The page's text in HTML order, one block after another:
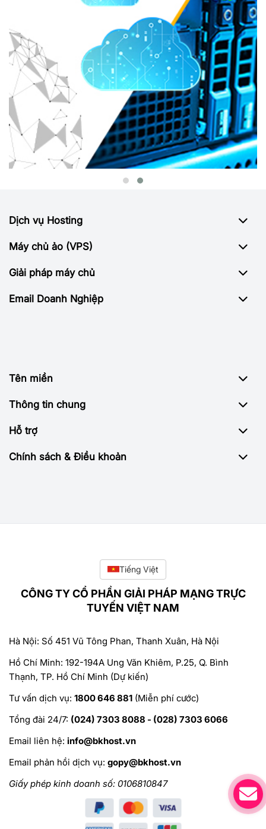
Dịch vụ Hosting
Máy chủ ảo (VPS)
Giải pháp máy chủ
Email Doanh Nghiệp
Tên miền
Thông tin chung
Hỗ trợ
Chính sách & Điều khoản
Tiếng Việt
CÔNG TY CỔ PHẦN GIẢI PHÁP MẠNG TRỰC
TUYẾN VIỆT NAM
Hà Nội: Số 451 Vũ Tông Phan, Thanh Xuân, Hà Nội
Hồ Chí Minh: 192-194A Ung Văn Khiêm, P.25, Q. Bình
Thạnh, TP. Hồ Chí Minh (Dự kiến)
Tư vấn dịch vụ: 1800 646 881 (Miễn phí cước)
Tổng đài 24/7: (024) 7303 8088 - (028) 7303 6066
Email liên hệ: info@bkhost.vn
Email phản hồi dịch vụ: gopy@bkhost.vn
Giấy phép kinh doanh số: 0106810847